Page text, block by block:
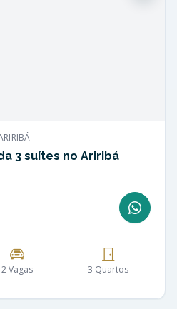
3 suítes no Ariribá
2 Vagas 3 Quartos